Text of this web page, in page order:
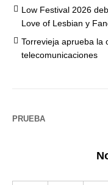
Low Festival 2026
Love of Lesbian y
Torrevieja aprueba la
telecomunicaciones
PRUEBA